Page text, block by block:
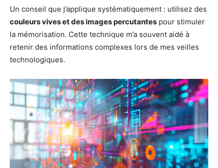
Un conseil que j’applique systématiquement : utilisez des
couleurs vives et des images percutantes pour stimuler
la mémorisation. Cette technique m’a souvent aidé à
retenir des informations complexes lors de mes veilles
technologiques.